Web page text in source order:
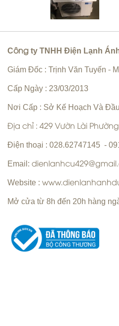
Bơm gas máy lạnh quận
máy lạnh Quận 6 |
Sửa máy lạnh Quận 5 - Bảo trì
lạnh Quận 5
Sửa máy giặt Quận Tân Phú
Hàng Đầu
Công ty TNHH Điện Lạnh
Giám Đốc : Trịnh Văn Tuyến -
Cấp Ngày : 23/03/2013
Nơi Cấp : Sở Kế Hoạch Và
Địa chỉ : 429 Vườn Lài
Điện thoại : 028.62747145 -
Email:
Website :
Mở cửa từ 8h đến 20h hàng